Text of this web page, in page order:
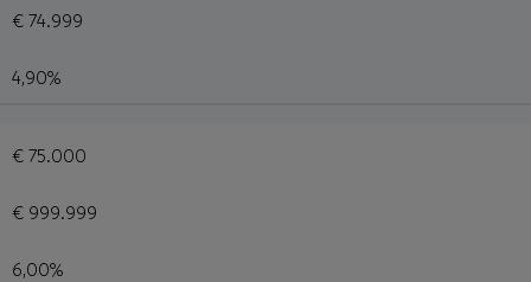
€ 74.999
4,90%
€ 75.000
€ 999.999
6,00%